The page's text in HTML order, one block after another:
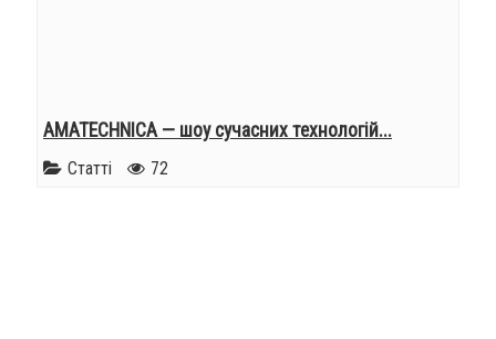
AMATECHNICA — шоу сучасних технологій...
Статті 72